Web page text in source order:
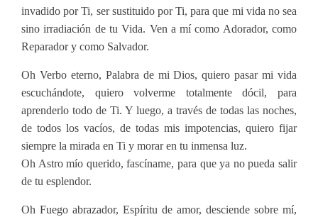
invadido por Ti, ser sustituido por Ti, para que mi vida no sea
sino irradiación de tu Vida. Ven a mí como Adorador, como
Reparador y como Salvador.
Oh Verbo eterno, Palabra de mi Dios, quiero pasar mi vida
escuchándote, quiero volverme totalmente dócil, para
aprenderlo todo de Ti. Y luego, a través de todas las noches,
de todos los vacíos, de todas mis impotencias, quiero fijar
siempre la mirada en Ti y morar en tu inmensa luz.
Oh Astro mío querido, fascíname, para que ya no pueda salir
de tu esplendor.
Oh Fuego abrazador, Espíritu de amor, desciende sobre mí,